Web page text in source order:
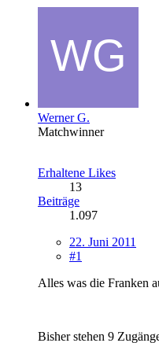
Werner G.
Matchwinner
Erhaltene Likes
13
Beiträge
1.097
22. Juni 2011
#1
Alles was die Franken
Bisher stehen 9